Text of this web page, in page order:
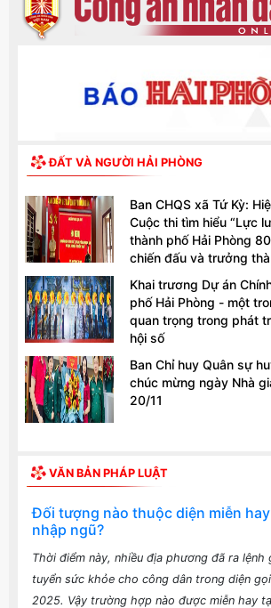
ĐẤT VÀ NGƯỜI HẢI PHÒNG
Ban CHQS xã Tứ Kỳ:
Cuộc thi tìm hiểu “Lực
thành phố Hải Phòng
chiến đấu và trưởng
Khai trương Dự án
phố Hải Phòng - một
quan trọng trong phát
hội số
Ban Chỉ huy Quân sự
chúc mừng ngày Nhà
20/11
VĂN BẢN PHÁP LUẬT
Đối tượng nào thuộc diện miễn
nhập ngũ?
Thời điểm này, nhiều địa phương đã ra lệnh
tuyển sức khỏe cho công dân trong diện
2025. Vậy trường hợp nào được miễn hay